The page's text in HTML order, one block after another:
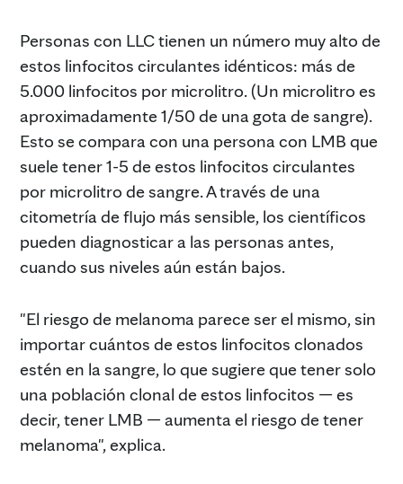
Personas con LLC tienen un número muy alto de
estos linfocitos circulantes idénticos: más de
5.000 linfocitos por microlitro. (Un microlitro es
aproximadamente 1/50 de una gota de sangre).
Esto se compara con una persona con LMB que
suele tener 1-5 de estos linfocitos circulantes
por microlitro de sangre. A través de una
citometría de flujo más sensible, los científicos
pueden diagnosticar a las personas antes,
cuando sus niveles aún están bajos.
"El riesgo de melanoma parece ser el mismo, sin
importar cuántos de estos linfocitos clonados
estén en la sangre, lo que sugiere que tener solo
una población clonal de estos linfocitos — es
decir, tener LMB — aumenta el riesgo de tener
melanoma", explica.